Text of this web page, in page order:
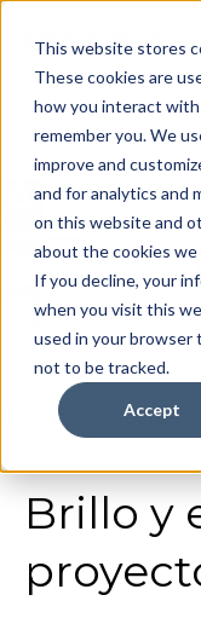
This website stores
These cookies are
how you interact
remember you. We
improve and
and for analytics and
on this website and
about the cookies we
If you decline, your
when you visit this
used in your browser
not to be tracked.
Accept
Alto
> Productos
Brillo y